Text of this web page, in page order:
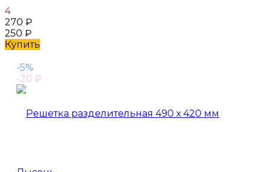
4
270 ₽
250 ₽
Купить
-5%
-20 ₽